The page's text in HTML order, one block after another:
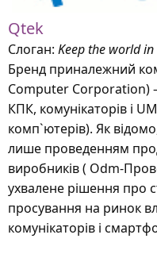
Qtek
Слоган: Keep the world in
Бренд приналежний
Computer Corporation)
КПК, комунікаторів і
комп`ютерів). Як
лише проведенням
виробників ( Odm-
ухвалене рішення про
просування на ринок
комунікаторів і